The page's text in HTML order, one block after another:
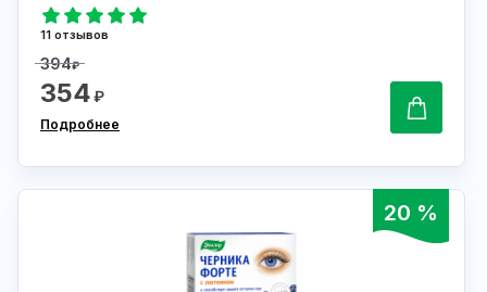
11 отзывов
394₽
354₽
Подробнее
20 %